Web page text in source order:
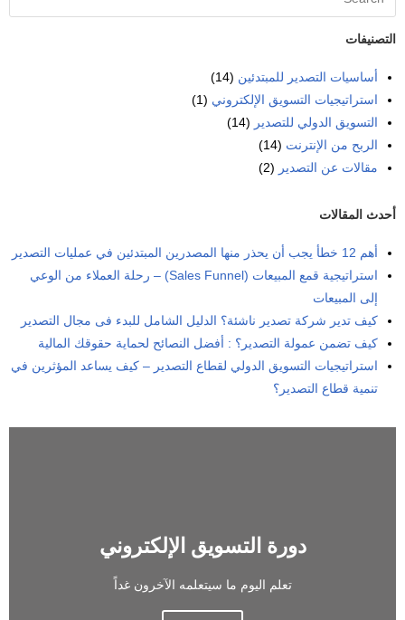
التصنيفات
أساسيات التصدير للمبتدئين (14)
استراتيجيات التسويق الإلكتروني (1)
التسويق الدولي للتصدير (14)
الربح من الإنترنت (14)
مقالات عن التصدير (2)
أحدث المقالات
أهم 12 خطأ يجب أن يحذر منها المصدرين المبتدئين في عمليات التصدير
استراتيجية قمع المبيعات (Sales Funnel) – رحلة العملاء من الوعي
إلى المبيعات
كيف تدير شركة تصدير ناشئة؟ الدليل الشامل للبدء فى مجال التصدير
كيف تضمن عمولة التصدير؟ : أفضل النصائح لحماية حقوقك المالية
استراتيجيات التسويق الدولي لقطاع التصدير – كيف يساعد المؤثرين في
تنمية قطاع التصدير؟
دورة التسويق الإلكتروني
تعلم اليوم ما سيتعلمه الآخرون غداً